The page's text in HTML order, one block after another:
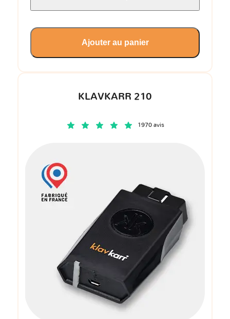
KLAVKARR 210
1970 avis
Ajouter au panier